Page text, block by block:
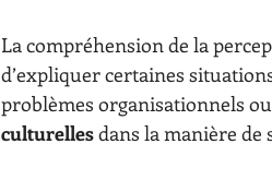
La compréhension de la
d’expliquer certaines
problèmes organisationnels
culturelles dans la manière